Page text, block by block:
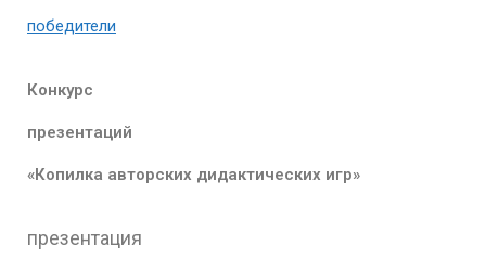
победители
Конкурс
презентаций
«Копилка авторских дидактических игр»
презентация